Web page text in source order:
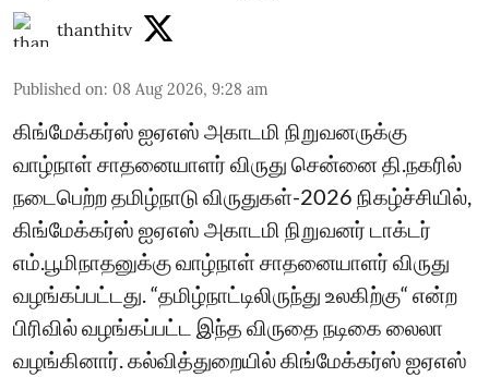
thanthitv
Published on: 08 Aug 2026, 9:28 am
கிங்மேக்கர்ஸ் ஐஏஎஸ் அகாடமி நிறுவனருக்கு
வாழ்நாள் சாதனையாளர் விருது சென்னை தி.நகரில்
நடைபெற்ற தமிழ்நாடு விருதுகள்-2026 நிகழ்ச்சியில்,
கிங்மேக்கர்ஸ் ஐஏஎஸ் அகாடமி நிறுவனர் டாக்டர்
எம்.பூமிநாதனுக்கு வாழ்நாள் சாதனையாளர் விருது
வழங்கப்பட்டது. “தமிழ்நாட்டிலிருந்து உலகிற்கு“ என்ற
பிரிவில் வழங்கப்பட்ட இந்த விருதை நடிகை லைலா
வழங்கினார். கல்வித்துறையில் கிங்மேக்கர்ஸ் ஐஏஎஸ்